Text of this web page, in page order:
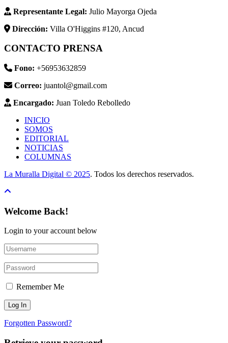
Representante Legal: Julio Mayorga Ojeda
Dirección: Villa O'Higgins #120, Ancud
CONTACTO PRENSA
Fono: +56953632859
Correo: juantol@gmail.com
Encargado: Juan Toledo Rebolledo
INICIO
SOMOS
EDITORIAL
NOTICIAS
COLUMNAS
La Muralla Digital © 2025. Todos los derechos reservados.
Welcome Back!
Login to your account below
Remember Me
Forgotten Password?